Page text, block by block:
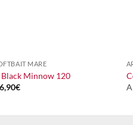
MARE
Minnow 120
6,90€